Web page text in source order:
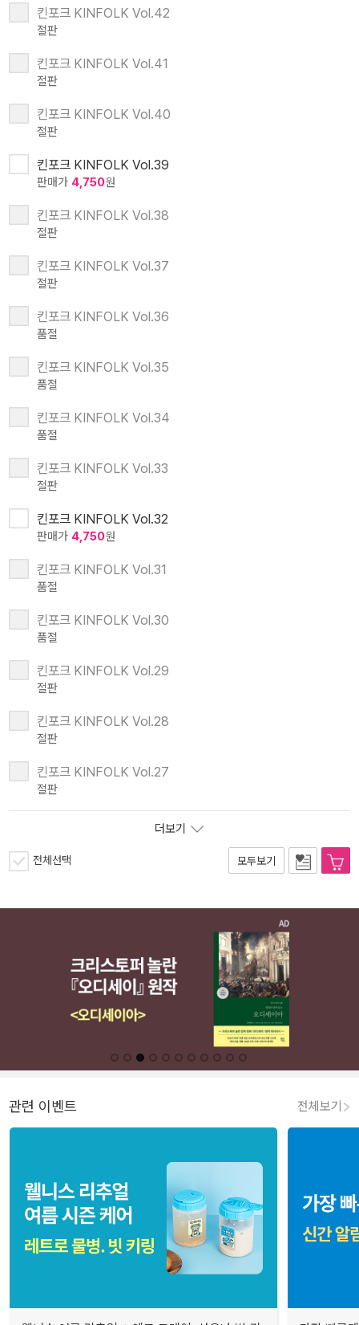
킨포크 KINFOLK Vol.42
절판
킨포크 KINFOLK Vol.41
절판
킨포크 KINFOLK Vol.40
절판
킨포크 KINFOLK Vol.39
판매가 4,750원
킨포크 KINFOLK Vol.38
절판
킨포크 KINFOLK Vol.37
절판
킨포크 KINFOLK Vol.36
품절
킨포크 KINFOLK Vol.35
품절
킨포크 KINFOLK Vol.34
품절
킨포크 KINFOLK Vol.33
절판
킨포크 KINFOLK Vol.32
판매가 4,750원
킨포크 KINFOLK Vol.31
품절
킨포크 KINFOLK Vol.30
품절
킨포크 KINFOLK Vol.29
절판
킨포크 KINFOLK Vol.28
절판
킨포크 KINFOLK Vol.27
절판
더보기
전체선택 모두보기
관련 이벤트 전체보기